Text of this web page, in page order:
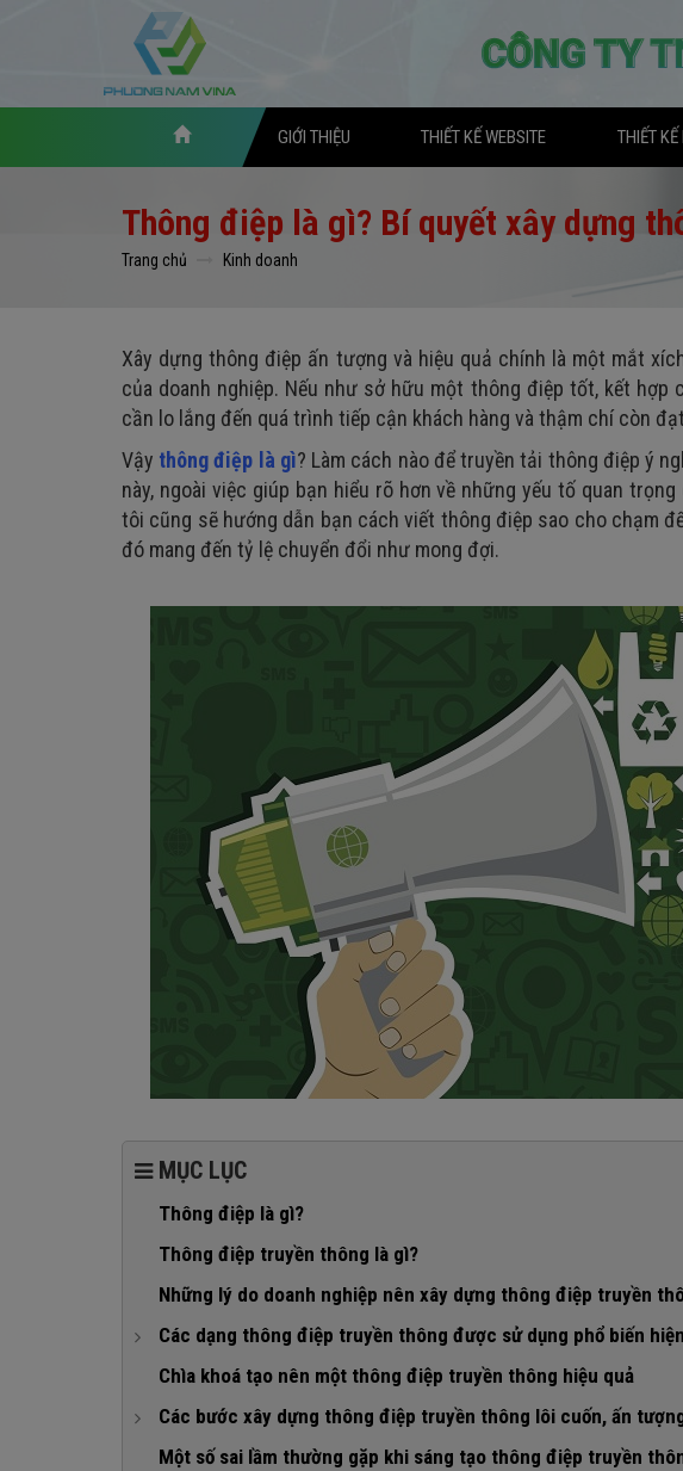
GIỚI THIỆU THIẾT KẾ WEBSITE THIẾT KẾ
Thông điệp là gì? Bí quyết xây dựng
Trang chủ Kinh doanh
Xây dựng thông điệp ấn tượng và hiệu quả chính là một mắt
của doanh nghiệp. Nếu như sở hữu một thông điệp tốt, kết
cần lo lắng đến quá trình tiếp cận khách hàng và thậm chí còn
Vậy thông điệp là gì? Làm cách nào để truyền tải thông điệp ý
này, ngoài việc giúp bạn hiểu rõ hơn về những yếu tố quan
tôi cũng sẽ hướng dẫn bạn cách viết thông điệp sao cho chạm
đó mang đến tỷ lệ chuyển đổi như mong đợi.
MỤC LỤC
Thông điệp là gì?
Thông điệp truyền thông là gì?
Những lý do doanh nghiệp nên xây dựng thông điệp truyền
Các dạng thông điệp truyền thông được sử dụng phổ biến
1. Thông điệp truyền thông theo giọng điệu
2. Thông điệp truyền thông theo mục đích
Chìa khoá tạo nên một thông điệp truyền thông hiệu quả
Các bước xây dựng thông điệp truyền thông lôi cuốn, ấn
Bước 1: Tìm hiểu và thu thập thông tin về đối tượng mục tiêu
Một số sai lầm thường gặp khi sáng tạo thông điệp truyền